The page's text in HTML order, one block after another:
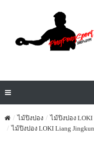
ไม้ปิงปอง
ไม้ปิงปอง LOKI
ไม้ปิงปอง LOKI Liang